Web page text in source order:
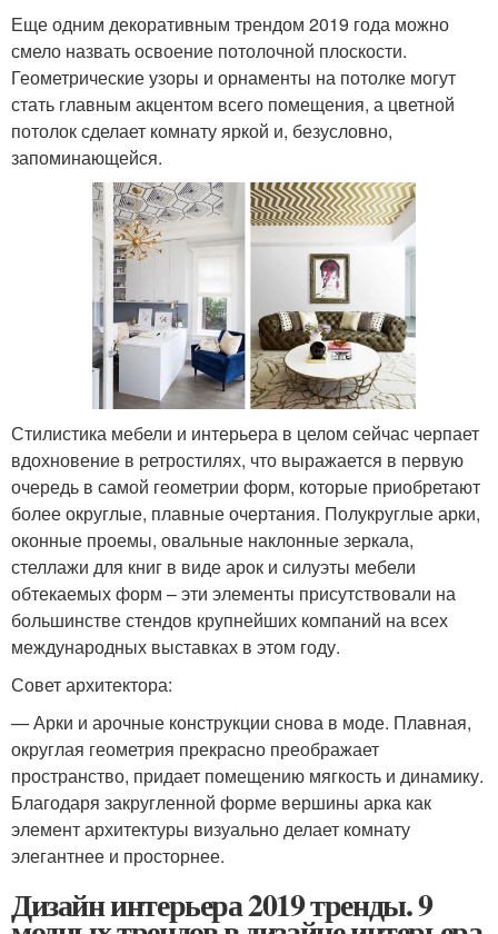
Еще одним декоративным трендом 2019 года можно
смело назвать освоение потолочной плоскости.
Геометрические узоры и орнаменты на потолке могут
стать главным акцентом всего помещения, а цветной
потолок сделает комнату яркой и, безусловно,
запоминающейся.
Стилистика мебели и интерьера в целом сейчас черпает
вдохновение в ретростилях, что выражается в первую
очередь в самой геометрии форм, которые приобретают
более округлые, плавные очертания. Полукруглые арки,
оконные проемы, овальные наклонные зеркала,
стеллажи для книг в виде арок и силуэты мебели
обтекаемых форм – эти элементы присутствовали на
большинстве стендов крупнейших компаний на всех
международных выставках в этом году.
Совет архитектора:
— Арки и арочные конструкции снова в моде. Плавная,
округлая геометрия прекрасно преображает
пространство, придает помещению мягкость и динамику.
Благодаря закругленной форме вершины арка как
элемент архитектуры визуально делает комнату
элегантнее и просторнее.
Дизайн интерьера 2019 тренды. 9